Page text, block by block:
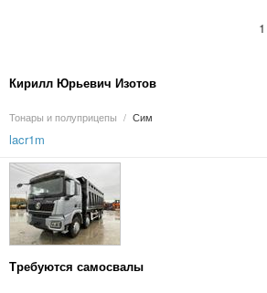
Кирилл Юрьевич Изотов
Тонары и полуприцепы / Сим
lacr1m
Требуются самосвалы